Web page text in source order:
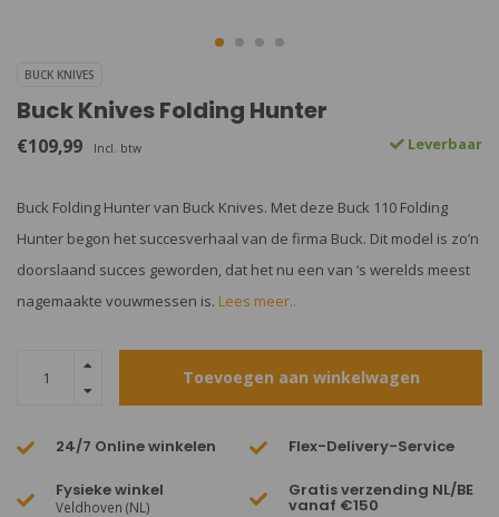
BUCK KNIVES
Buck Knives Folding Hunter
€109,99 Incl. btw Leverbaar
Buck Folding Hunter van Buck Knives. Met deze Buck 110 Folding
Hunter begon het succesverhaal van de firma Buck. Dit model is zo’n
doorslaand succes geworden, dat het nu een van ‘s werelds meest
nagemaakte vouwmessen is. Lees meer..
Toevoegen aan winkelwagen
24/7 Online winkelen Flex-Delivery-Service
Fysieke winkel
Veldhoven (NL)
Gratis verzending NL/BE
vanaf €150